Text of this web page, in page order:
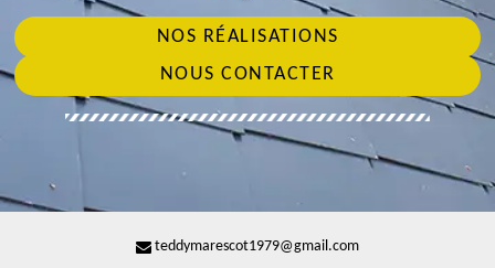
NOS RÉALISATIONS
NOUS CONTACTER
teddymarescot1979@gmail.com